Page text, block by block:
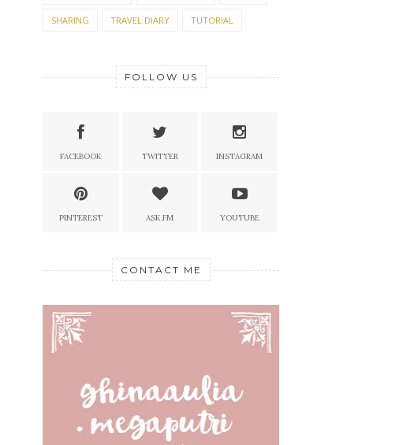
SHARING TRAVEL DIARY TUTORIAL
FOLLOW US
FACEBOOK TWITTER INSTAGRAM
PINTEREST ASK.FM YOUTUBE
CONTACT ME